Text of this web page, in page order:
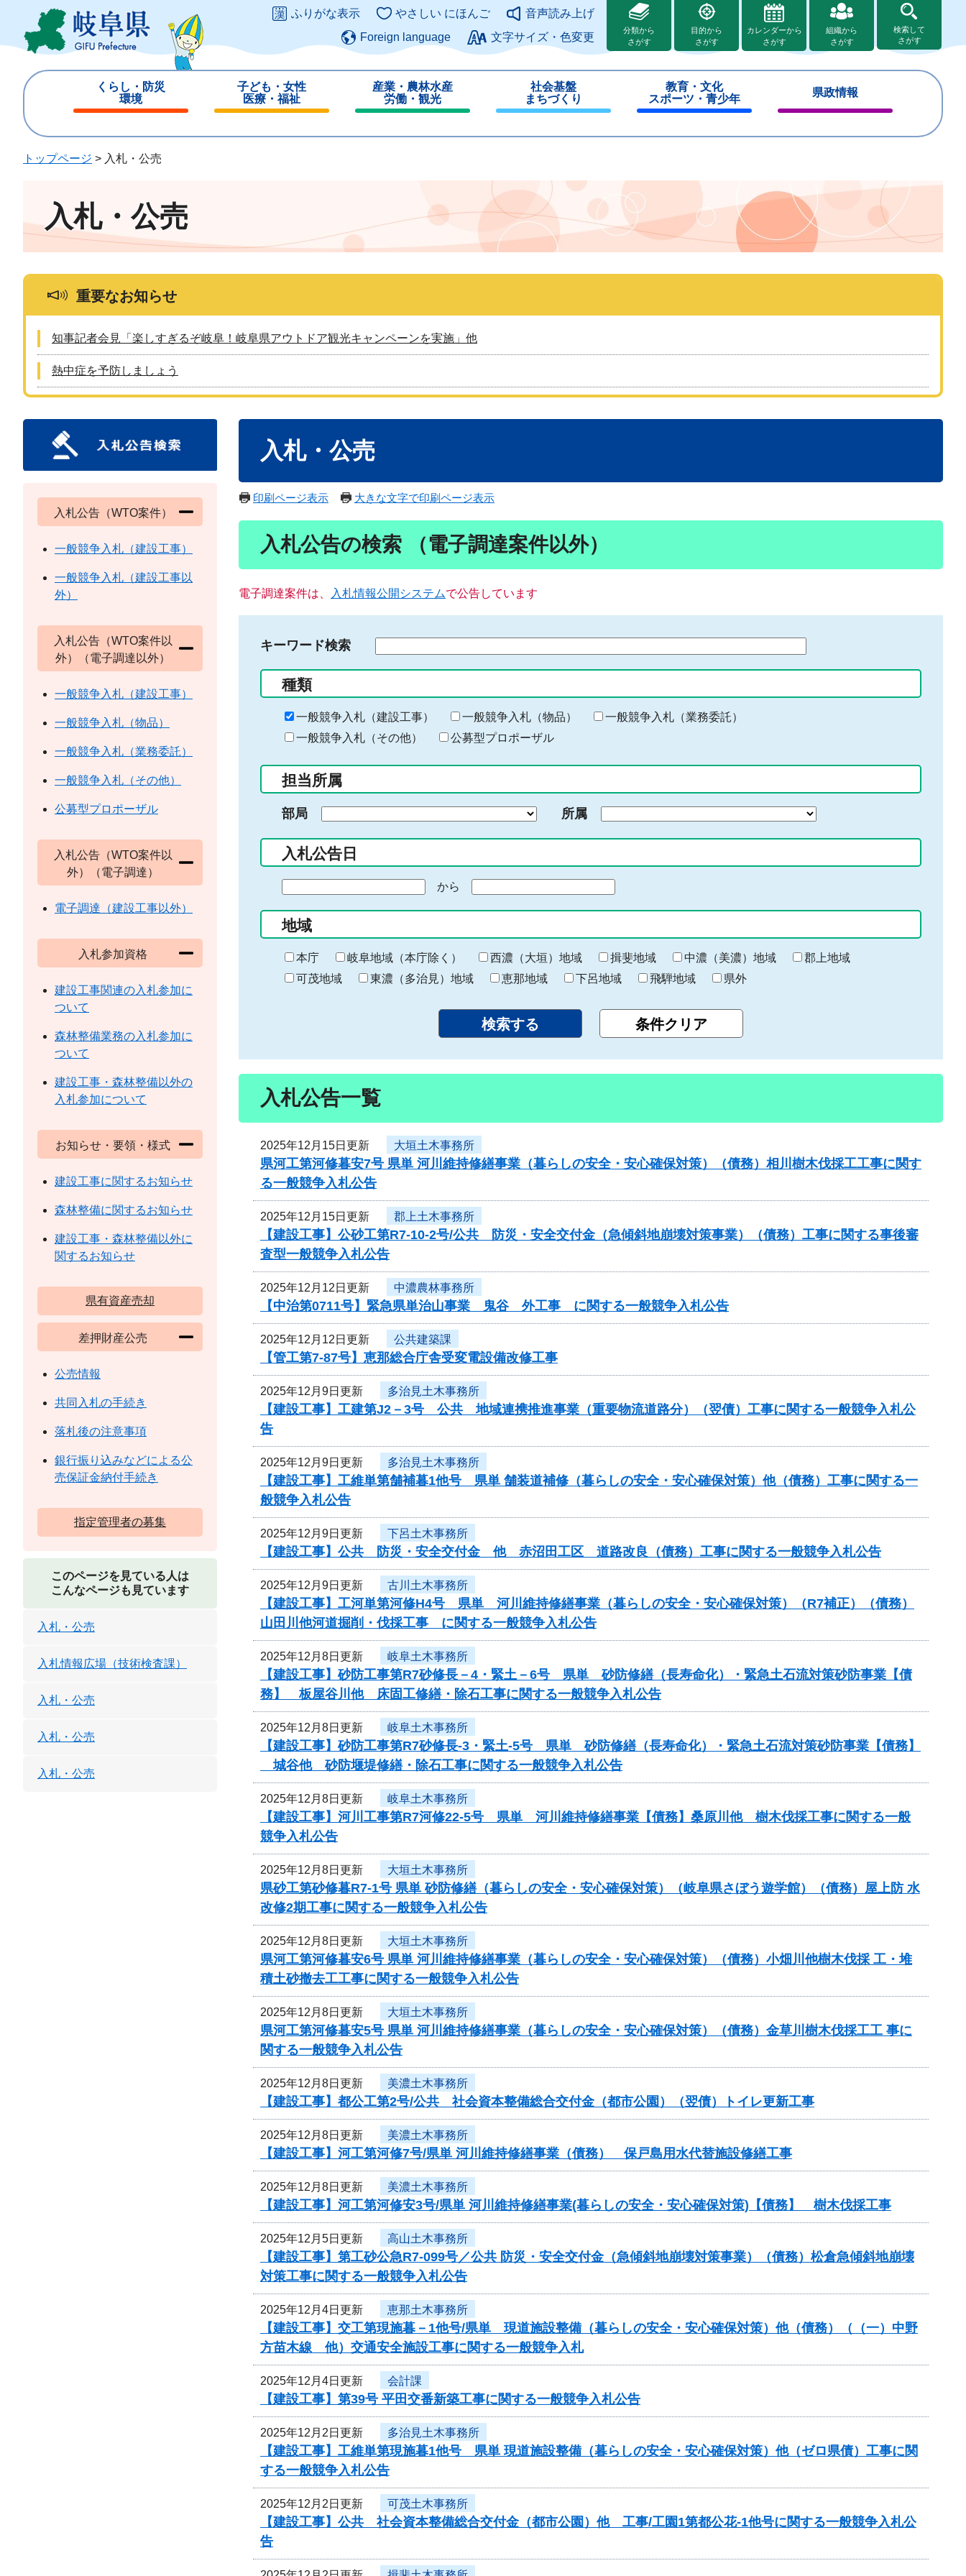
ジ
ュ
このページの本文へ
ふりがな表示 やさしい にほんご
音声読み上げ
Foreign language
文字サイズ・色変更
分類から
さがす
目的から
さがす
カレンダーから
さがす
組織から
さがす
検索して
さがす
くらし・防災
環境
じ
子ども・女性
医療・福祉
じ
産業・農林水産
労働・観光
じ
社会基盤
まちづくり
じ
教育・文化
スポーツ・青少年
じ
県政情報
じ
トップページ > 入札・公売
入札・公売
重要なお知らせ
知事記者会見「楽しすぎるぞ岐阜！岐阜県アウトドア観光キャンペーンを実施」他
熱中症を予防しましょう
入札・公売
印刷ページ表示 大きな文字で印刷ページ表示
入札公告の検索 （電子調達案件以外）
電子調達案件は、 入札情報公開システムで公告しています
キーワード検索
る
キ
ー
ー
入
力
種類
一般競争入札（建設工事） 一般競争入札（物品）
一般競争入札（業務委託）
一般競争入札（その他）
公募型プロポーザル
担当所属
部局 所属
入札公告日
の
始
ま
り
から
終
わ
り
地域
本庁 岐阜地域（本庁除く） 西濃（大垣）地域 揖斐地域 中濃（美濃）地域
郡上地域
可茂地域
東濃（多治見）地域 恵那地域 下呂地域 飛騨地域 県外
入札公告一覧
2025年12月15日更新 大垣土木事務所
県河工第河修暮安7号 県単 河川維持修繕事業（暮らしの安全・安心確保対策）（債務）相川樹木伐採工工事に関す
る一般競争入札公告
2025年12月15日更新 郡上土木事務所
【建設工事】公砂工第R7-10-2号/公共 防災・安全交付金（急傾斜地崩壊対策事業）（債務）工事に関する事後審
査型一般競争入札公告
2025年12月12日更新 中濃農林事務所
【中治第0711号】緊急県単治山事業 鬼谷 外工事 に関する一般競争入札公告
2025年12月12日更新 公共建築課
【管工第7-87号】恵那総合庁舎受変電設備改修工事
2025年12月9日更新 多治見土木事務所
【建設工事】工建第J2－3号 公共 地域連携推進事業（重要物流道路分）（翌債）工事に関する一般競争入札公
告
2025年12月9日更新 多治見土木事務所
【建設工事】工維単第舗補暮1他号 県単 舗装道補修（暮らしの安全・安心確保対策）他（債務）工事に関する一
般競争入札公告
2025年12月9日更新 下呂土木事務所
【建設工事】公共 防災・安全交付金 他 赤沼田工区 道路改良（債務）工事に関する一般競争入札公告
2025年12月9日更新 古川土木事務所
【建設工事】工河単第河修H4号 県単 河川維持修繕事業（暮らしの安全・安心確保対策）（R7補正）（債務）
山田川他河道掘削・伐採工事 に関する一般競争入札公告
2025年12月8日更新 岐阜土木事務所
【建設工事】砂防工事第R7砂修長－4・緊土－6号 県単 砂防修繕（長寿命化）・緊急土石流対策砂防事業【債
務】 板屋谷川他 床固工修繕・除石工事に関する一般競争入札公告
2025年12月8日更新 岐阜土木事務所
【建設工事】砂防工事第R7砂修長-3・緊土-5号 県単 砂防修繕（長寿命化）・緊急土石流対策砂防事業【債務】
城谷他 砂防堰堤修繕・除石工事に関する一般競争入札公告
2025年12月8日更新 岐阜土木事務所
【建設工事】河川工事第R7河修22-5号 県単 河川維持修繕事業【債務】桑原川他 樹木伐採工事に関する一般
競争入札公告
2025年12月8日更新 大垣土木事務所
県砂工第砂修暮R7-1号 県単 砂防修繕（暮らしの安全・安心確保対策）（岐阜県さぼう遊学館）（債務）屋上防 水
改修2期工事に関する一般競争入札公告
2025年12月8日更新 大垣土木事務所
県河工第河修暮安6号 県単 河川維持修繕事業（暮らしの安全・安心確保対策）（債務）小畑川他樹木伐採 工・堆
積土砂撤去工工事に関する一般競争入札公告
2025年12月8日更新 大垣土木事務所
県河工第河修暮安5号 県単 河川維持修繕事業（暮らしの安全・安心確保対策）（債務）金草川樹木伐採工工 事に
関する一般競争入札公告
2025年12月8日更新 美濃土木事務所
【建設工事】都公工第2号/公共 社会資本整備総合交付金（都市公園）（翌債）トイレ更新工事
2025年12月8日更新 美濃土木事務所
【建設工事】河工第河修7号/県単 河川維持修繕事業（債務） 保戸島用水代替施設修繕工事
2025年12月8日更新 美濃土木事務所
【建設工事】河工第河修安3号/県単 河川維持修繕事業(暮らしの安全・安心確保対策)【債務】 樹木伐採工事
2025年12月5日更新 高山土木事務所
【建設工事】第工砂公急R7-099号／公共 防災・安全交付金（急傾斜地崩壊対策事業）（債務）松倉急傾斜地崩壊
対策工事に関する一般競争入札公告
2025年12月4日更新 恵那土木事務所
【建設工事】交工第現施暮－1他号/県単 現道施設整備（暮らしの安全・安心確保対策）他（債務）（（一）中野
方苗木線 他）交通安全施設工事に関する一般競争入札
2025年12月4日更新 会計課
【建設工事】第39号 平田交番新築工事に関する一般競争入札公告
2025年12月2日更新 多治見土木事務所
【建設工事】工維単第現施暮1他号 県単 現道施設整備（暮らしの安全・安心確保対策）他（ゼロ県債）工事に関
する一般競争入札公告
2025年12月2日更新 可茂土木事務所
【建設工事】公共 社会資本整備総合交付金（都市公園）他 工事/工園1第都公花-1他号に関する一般競争入札公
告
入札公告（WTO案件）
一般競争入札（建設工事）
一般競争入札（建設工事以
外）
入札公告（WTO案件以
外）（電子調達以外）
一般競争入札（建設工事）
一般競争入札（物品）
一般競争入札（業務委託）
一般競争入札（その他）
公募型プロポーザル
入札公告（WTO案件以
外）（電子調達）
電子調達（建設工事以外）
入札参加資格
建設工事関連の入札参加に
ついて
森林整備業務の入札参加に
ついて
建設工事・森林整備以外の
入札参加について
お知らせ・要領・様式
建設工事に関するお知らせ
森林整備に関するお知らせ
建設工事・森林整備以外に
関するお知らせ
県有資産売却
差押財産公売
公売情報
共同入札の手続き
落札後の注意事項
銀行振り込みなどによる公
売保証金納付手続き
指定管理者の募集
このページを見ている人は
こんなページも見ています
入札・公売
入札情報広場（技術検査課）
入札・公売
入札・公売
入札・公売